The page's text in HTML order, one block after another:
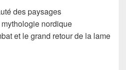
des paysages
nordique
et le grand retour de la lame